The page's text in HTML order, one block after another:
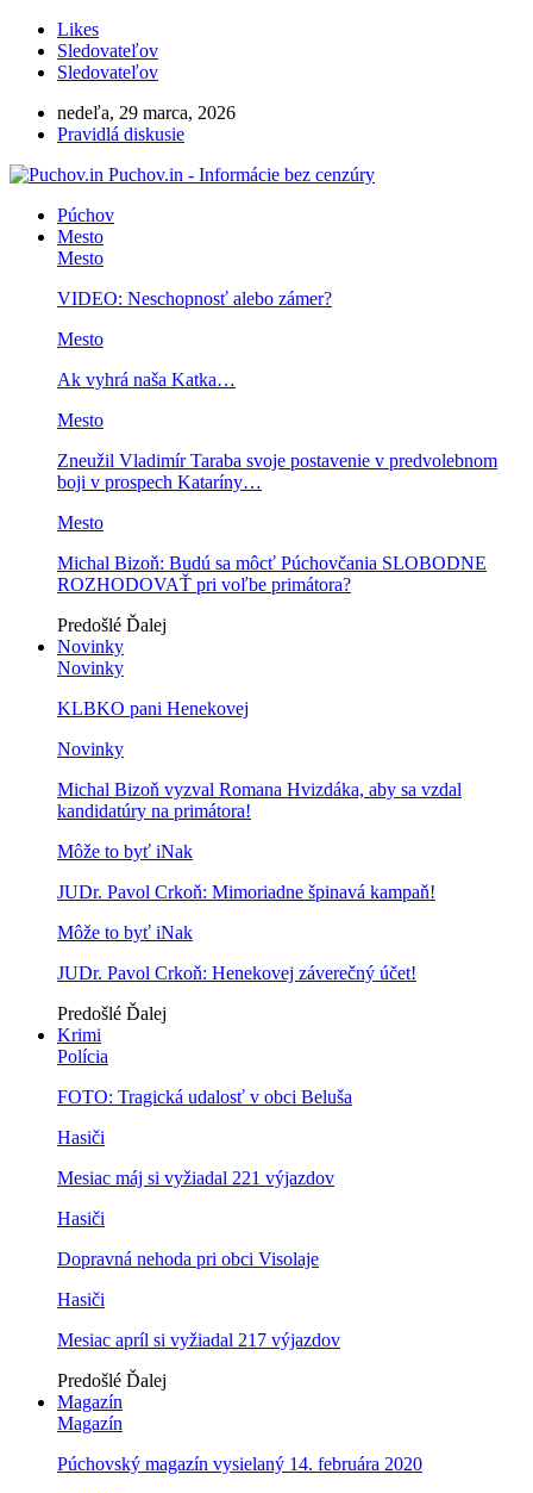
Likes
Sledovateľov
Sledovateľov
nedeľa, 29 marca, 2026
Pravidlá diskusie
Puchov.in - Informácie bez cenzúry
Púchov
Mesto
Mesto
VIDEO: Neschopnosť alebo zámer?
Mesto
Ak vyhrá naša Katka…
Mesto
Zneužil Vladimír Taraba svoje postavenie v predvolebnom
boji v prospech Kataríny…
Mesto
Michal Bizoň: Budú sa môcť Púchovčania SLOBODNE
ROZHODOVAŤ pri voľbe primátora?
Predošlé Ďalej
Novinky
Novinky
KLBKO pani Henekovej
Novinky
Michal Bizoň vyzval Romana Hvizdáka, aby sa vzdal
kandidatúry na primátora!
Môže to byť iNak
JUDr. Pavol Crkoň: Mimoriadne špinavá kampaň!
Môže to byť iNak
JUDr. Pavol Crkoň: Henekovej záverečný účet!
Predošlé Ďalej
Krimi
Polícia
FOTO: Tragická udalosť v obci Beluša
Hasiči
Mesiac máj si vyžiadal 221 výjazdov
Hasiči
Dopravná nehoda pri obci Visolaje
Hasiči
Mesiac apríl si vyžiadal 217 výjazdov
Predošlé Ďalej
Magazín
Magazín
Púchovský magazín vysielaný 14. februára 2020